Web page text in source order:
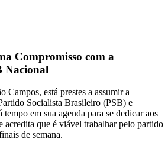
Compromisso com a
Nacional
Campos, está prestes a assumir a
Socialista Brasileiro (PSB) e
tempo em sua agenda para se dedicar aos
acredita que é viável trabalhar pelo partido
de semana.